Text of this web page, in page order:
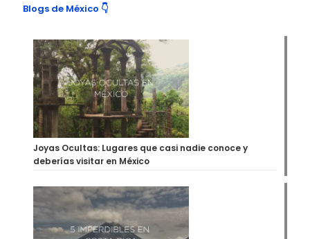
Blogs de México 👇
Joyas Ocultas: Lugares que casi nadie conoce y
deberías visitar en México